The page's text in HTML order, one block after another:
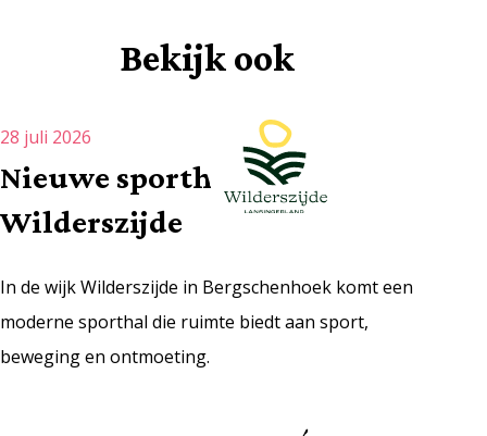
Bekijk ook
Nieuwe sporthal
Wilderszijde
28 juli 2026
In de wijk Wilderszijde in Bergschenhoek komt een
moderne sporthal die ruimte biedt aan sport,
beweging en ontmoeting.